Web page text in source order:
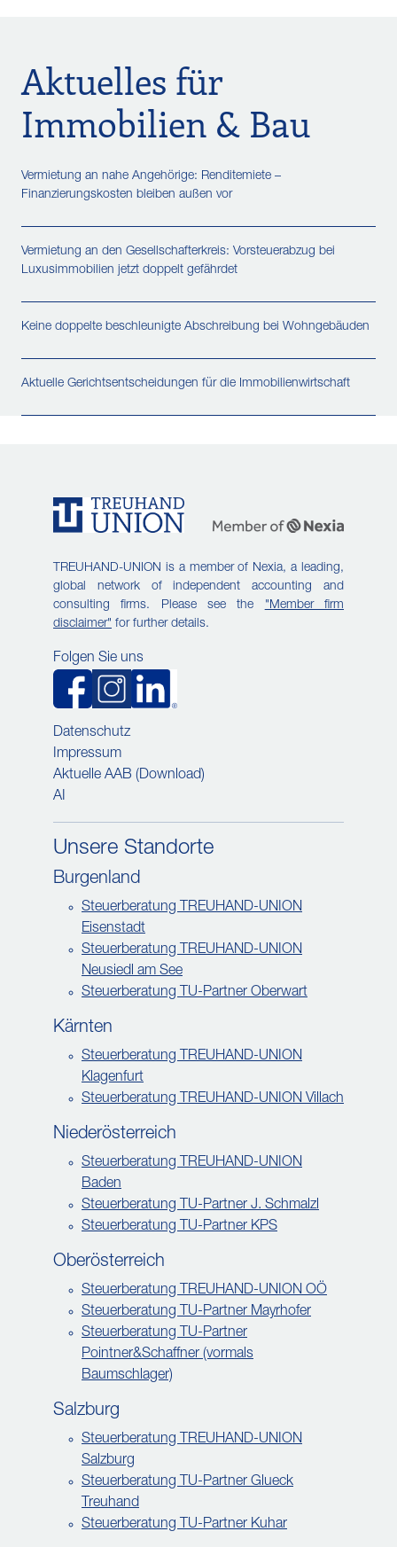
Aktuelles für
Immobilien & Bau
Vermietung an nahe Angehörige: Renditemiete –
Finanzierungskosten bleiben außen vor
Vermietung an den Gesellschafterkreis: Vorsteuerabzug bei
Luxusimmobilien jetzt doppelt gefährdet
Keine doppelte beschleunigte Abschreibung bei Wohngebäuden
Aktuelle Gerichtsentscheidungen für die Immobilienwirtschaft
TREUHAND-UNION is a member of Nexia, a leading,
global network of independent accounting and
consulting firms. Please see the "Member firm
disclaimer" for further details.
Datenschutz
Impressum
Aktuelle AAB (Download)
AI
Folgen Sie uns
Unsere Standorte
Burgenland
Steuerberatung TREUHAND-UNION
Eisenstadt
Steuerberatung TREUHAND-UNION
Neusiedl am See
Steuerberatung TU-Partner Oberwart
Kärnten
Steuerberatung TREUHAND-UNION
Klagenfurt
Steuerberatung TREUHAND-UNION Villach
Niederösterreich
Steuerberatung TREUHAND-UNION
Baden
Steuerberatung TU-Partner J. Schmalzl
Steuerberatung TU-Partner KPS
Oberösterreich
Steuerberatung TREUHAND-UNION OÖ
Steuerberatung TU-Partner Mayrhofer
Steuerberatung TU-Partner
Pointner&Schaffner (vormals
Baumschlager)
Salzburg
Steuerberatung TREUHAND-UNION
Salzburg
Steuerberatung TU-Partner Glueck
Treuhand
Steuerberatung TU-Partner Kuhar